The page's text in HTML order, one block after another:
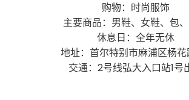
购物：时尚服饰
主要商品：男鞋、女鞋、包
休息日：全年无休
地址：首尔特别市麻浦区杨花
交通：2号线弘大入口站1号